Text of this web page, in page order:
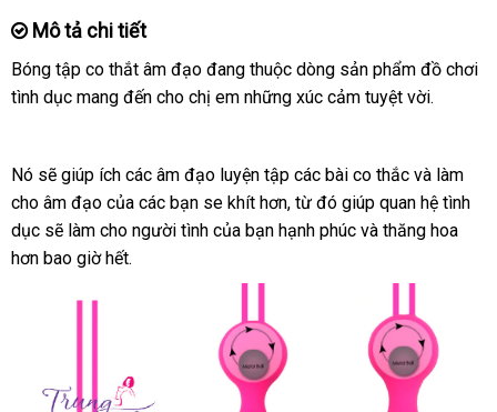
Mô tả chi tiết
Bóng tập co thắt âm đạo đang thuộc dòng sản phẩm đồ chơi
tình dục mang đến cho chị em nhập
những xúc cảm tuyệt vời.
Nó đại
lý
sẽ giúp ích lấy
hàng
các âm đạo luyện tập an
toàn
các bài co thắc shop
và làm
cho âm đạo Nhật
Bản
của Úc
các bạn se khít hơnnhận
hàng
, từ đó giúp quan hệ tình
dục khuyến
mãi
sẽ làm cho người tình hàng
của bạn hạnh phúc xách
và thăng hoa
hơn bao giờ hết.